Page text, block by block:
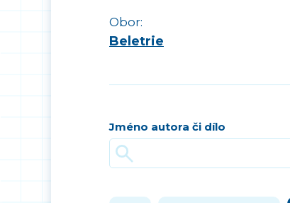
Obor:
Beletrie
Jméno autora či dílo